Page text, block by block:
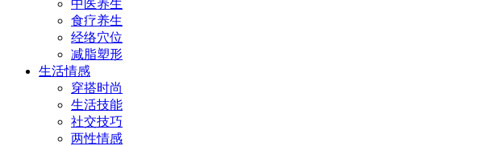
中医养生
食疗养生
经络穴位
减脂塑形
生活情感
穿搭时尚
生活技能
社交技巧
两性情感